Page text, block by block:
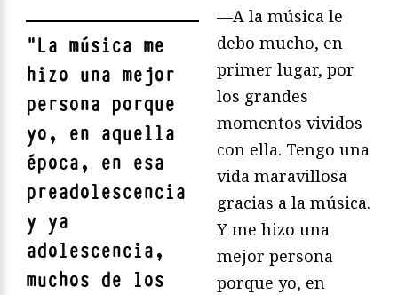
"La música me
hizo una mejor
persona porque
yo, en aquella
época, en esa
preadolescencia
y ya
adolescencia,
muchos de los
—A la música le
debo mucho, en
primer lugar, por
los grandes
momentos vividos
con ella. Tengo una
vida maravillosa
gracias a la música.
Y me hizo una
mejor persona
porque yo, en